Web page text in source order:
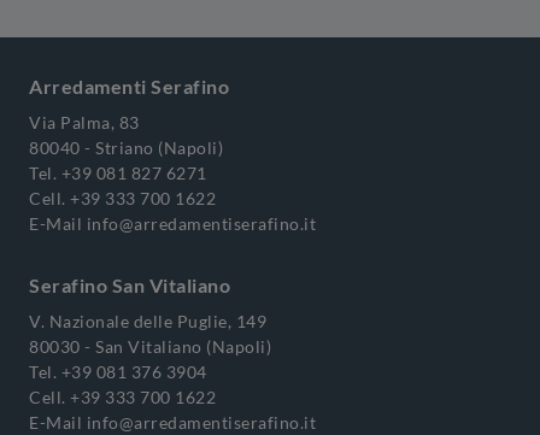
Arredamenti Serafino
Via Palma, 83
80040 - Striano (Napoli)
Tel. +39 081 827 6271
Cell. +39 333 700 1622
E-Mail info@arredamentiserafino.it
Serafino San Vitaliano
V. Nazionale delle Puglie, 149
80030 - San Vitaliano (Napoli)
Tel. +39 081 376 3904
Cell. +39 333 700 1622
E-Mail info@arredamentiserafino.it